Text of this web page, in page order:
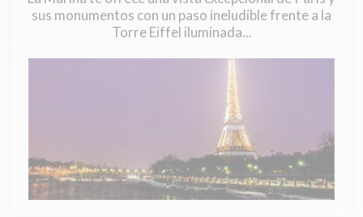
sus monumentos con un paso ineludible frente a la
Torre Eiffel iluminada...